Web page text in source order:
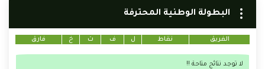
البطولة الوطنية المحترفة
الفريق نقاط ل ف ت خ فارق
لا توجد نتائج متاحة !!